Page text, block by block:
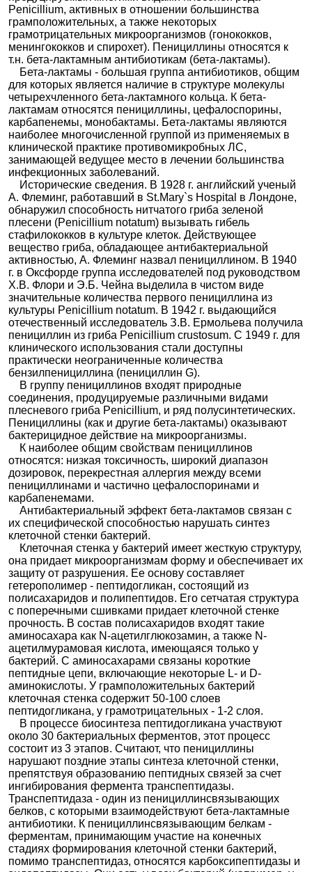
1000|Аугментин|Аугментин ЕС|Аугментин СР
Ауреоклав|Бактоклав|Бетаклав
Гоноформ|Грюнамокс|Данемокс|Джамсул
Клавамокс|Клавамокс 1000|Кламосар|
Кларитромицин + Лансопразол + Амоксициллин
Медоклав|Новаклав|Оспамокс|Панклав|
Панклав 2Х |Ранклав|Рапиклав |Сульбамокс
Эльфа| Тароментин|Трифамокс ИБЛ|
Трифамокс ИБЛ ДУО|Фибелл|Флемоклав
Солютаб|Флемоксин Солютаб|Фораклав|
Хеликоцин |Хелитрикс|Хиконцил|Экобол
Экоклав|Экоклав Диспертаб
Ампицилли
н
Амибактам|Ампиокс|Ампиокс-натрий |
Амписид|Ампициллин|Ампициллин +
Клоксациллин|Ампициллин + Оксациллин
Ампициллин + Сульбактам|Ампициллин АМП-
КИД|Ампициллин АМП-Форте |Ампициллин
Иннотек|Ампициллин натрия стерильный
Ампициллин+Сульбактам|
Ампициллин+Сульбактам-АЛВИЛС|
Ампициллин+Сульбактам-ЛЕКСВМ|
Ампициллин-АКОС | Ампициллин-Ферейн|
Ампициллина натриевая соль кристаллическая|
Ампициллина натриевая соль стерильная|
Ампициллина натриевая соль-Виал|
Ампициллина тригидрат|Ампициллина
тригидрат в капсулах|Ампициллина тригидрата
таблетки |Дуактилам|Зетсил|Комплисан
Либакцил|Оксамп | Оксамп-натрий |Оксамсар
Пенодил |Пенсилина|Пентрексил|Пурициллин
|Рампинам|Стандациллин|Сулациллин
Сульбацин|Сульмацефта|Сультасин|
Бакампици
ллин
Бензатина
бензилпен
ициллин
Бензатин бензилпенициллин стерильный
Бензатина бензилпенициллин +
Бензилпенициллин натрия + Бензилпенициллин
прокаина|Бензатина бензилпенициллин +
Бензилпенициллин прокаина|Бензатина
бензилпенициллин + Бензилпенициллин
прокаина + Бензилпенициллин|
Бензатинбензилпенициллин стерильный
Бициллин|Ретарпен| Рузциллин-3|
Экстенциллин
Бензилпен
ициллин
Бензатина бензилпенициллин +
Бензилпенициллин прокаина| Бензатина
бензилпенициллин + Бензилпенициллин
прокаина + Бензилпенициллин|
Бензилпенициллин|Бензилпенициллина
калиевая соль кристаллическая|
Бензилпенициллина натриевая соль|
Бензилпенициллина натриевая соль
кристаллическая|Бензилпенициллина
натриевая соль стерильная|
Бензилпенициллина натриевая соль-Виал|
Бензилпенициллина новокаиновая соль
Бензилпенициллина новокаиновая соль
стерильная |Бициллин|Пенициллин G
натриевая соль| Пенициллина G натриевая соль
стерильная| Прокаин пенициллин G 3 мега
Прокаин-Бензилпенициллин|
✚Аминогликозиды
✚Амфениколы
✚Карбапенемы
✚Цефалоспорины
Гликопептиды
✚Линкозамиды
✚Макролиды и азалиды
Монобактамы
✚Другие антибиотики
Оксазолидиноны
✚Тетрациклины
Penicillium, активных в отношении большинства
грамположительных, а также некоторых
грамотрицательных микроорганизмов (гонококков,
менингококков и спирохет). Пенициллины относятся к
т.н. бета-лактамным антибиотикам (бета-лактамы).
Бета-лактамы - большая группа антибиотиков, общим
для которых является наличие в структуре молекулы
четырехчленного бета-лактамного кольца. К бета-
лактамам относятся пенициллины, цефалоспорины,
карбапенемы, монобактамы. Бета-лактамы являются
наиболее многочисленной группой из применяемых в
клинической практике противомикробных ЛС,
занимающей ведущее место в лечении большинства
инфекционных заболеваний.
Исторические сведения. В 1928 г. английский ученый
А. Флеминг, работавший в St.Mary`s Hospital в Лондоне,
обнаружил способность нитчатого гриба зеленой
плесени (Penicillium notatum) вызывать гибель
стафилококков в культуре клеток. Действующее
вещество гриба, обладающее антибактериальной
активностью, А. Флеминг назвал пенициллином. В 1940
г. в Оксфорде группа исследователей под руководством
Х.В. Флори и Э.Б. Чейна выделила в чистом виде
значительные количества первого пенициллина из
культуры Penicillium notatum. В 1942 г. выдающийся
отечественный исследователь З.В. Ермольева получила
пенициллин из гриба Penicillium crustosum. С 1949 г. для
клинического использования стали доступны
практически неограниченные количества
бензилпенициллина (пенициллин G).
В группу пенициллинов входят природные
соединения, продуцируемые различными видами
плесневого гриба Penicillium, и ряд полусинтетических.
Пенициллины (как и другие бета-лактамы) оказывают
бактерицидное действие на микроорганизмы.
К наиболее общим свойствам пенициллинов
относятся: низкая токсичность, широкий диапазон
дозировок, перекрестная аллергия между всеми
пенициллинами и частично цефалоспоринами и
карбапенемами.
Антибактериальный эффект бета-лактамов связан с
их специфической способностью нарушать синтез
клеточной стенки бактерий.
Клеточная стенка у бактерий имеет жесткую структуру,
она придает микроорганизмам форму и обеспечивает их
защиту от разрушения. Ее основу составляет
гетерополимер - пептидогликан, состоящий из
полисахаридов и полипептидов. Его сетчатая структура
с поперечными сшивками придает клеточной стенке
прочность. В состав полисахаридов входят такие
аминосахара как N-ацетилглюкозамин, а также N-
ацетилмурамовая кислота, имеющаяся только у
бактерий. С аминосахарами связаны короткие
пептидные цепи, включающие некоторые L- и D-
аминокислоты. У грамположительных бактерий
клеточная стенка содержит 50-100 слоев
пептидогликана, у грамотрицательных - 1-2 слоя.
В процессе биосинтеза пептидогликана участвуют
около 30 бактериальных ферментов, этот процесс
состоит из 3 этапов. Считают, что пенициллины
нарушают поздние этапы синтеза клеточной стенки,
препятствуя образованию пептидных связей за счет
ингибирования фермента транспептидазы.
Транспептидаза - один из пенициллинсвязывающих
белков, с которыми взаимодействуют бета-лактамные
антибиотики. К пенициллинсвязывающим белкам -
ферментам, принимающим участие на конечных
стадиях формирования клеточной стенки бактерий,
помимо транспептидаз, относятся карбоксипептидазы и